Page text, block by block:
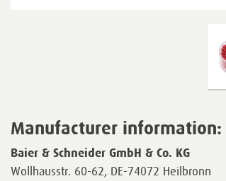
Manufacturer information:
Baier & Schneider GmbH & Co. KG
Wollhausstr. 60-62, DE-74072 Heilbronn